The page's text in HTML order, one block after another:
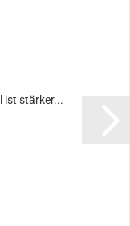
ist stärker...